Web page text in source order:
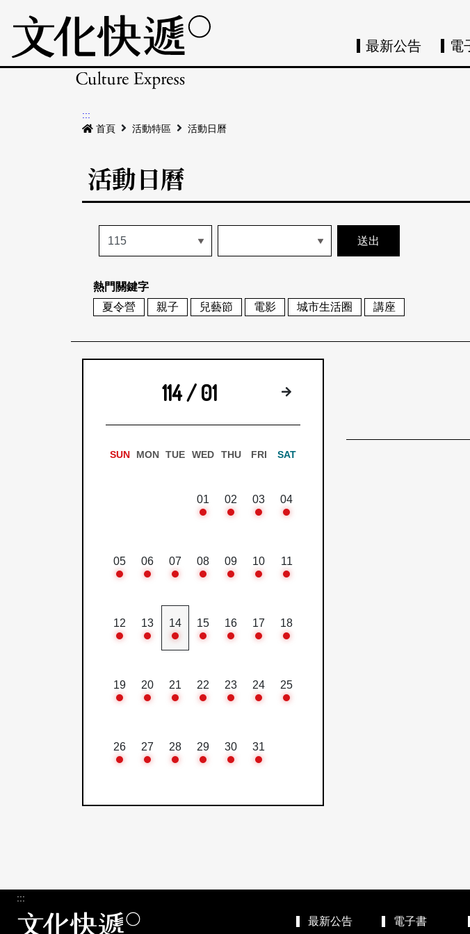
最新公告 電
:::
首頁
活動特區 活動日曆
活動日曆
熱門關鍵字
夏令營
親子 兒藝節 電影 城市生活圈 講座
114 / 01 下個月
SUN MON TUE WED THU FRI SAT
01 02 03 04
05 06 07 08 09 10 11
12 13 14 15 16 17 18
19 20 21 22 23 24 25
26 27 28 29 30 31
:::
最新公告 電子書